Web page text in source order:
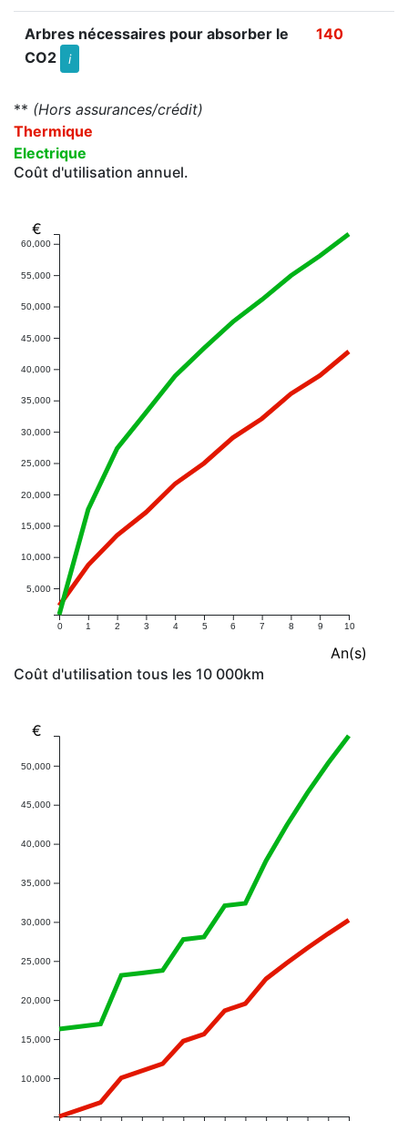
Arbres nécessaires pour absorber le
CO2
i
140
** (Hors assurances/crédit)
Thermique
Electrique
Coût d'utilisation annuel.
0 1 2 3 4 5 6 7 8 9 10
5,000
10,000
15,000
20,000
25,000
30,000
35,000
40,000
45,000
50,000
55,000
60,000
An(s)
€
Coût d'utilisation tous les 10 000km
10,000
15,000
20,000
25,000
30,000
35,000
40,000
45,000
50,000
€